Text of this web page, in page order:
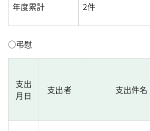
年度累計 2件
○弔慰
支出
月日
支出者 支出件名